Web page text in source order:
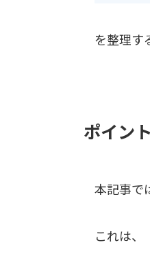
を整理す
ポイン
本記事で
これは、